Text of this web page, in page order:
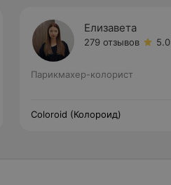
Елизавета
279 отзывов 5.0
Парикмахер-колорист
Coloroid (Колороид)